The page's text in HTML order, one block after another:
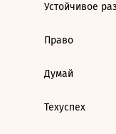
Устойчивое
Право
Думай
Техуспех